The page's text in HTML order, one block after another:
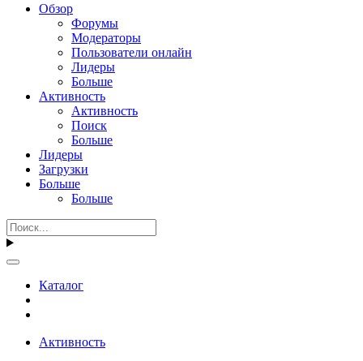
Обзор
Форумы
Модераторы
Пользователи онлайн
Лидеры
Больше
Активность
Активность
Поиск
Больше
Лидеры
Загрузки
Больше
Больше
Каталог
Активность